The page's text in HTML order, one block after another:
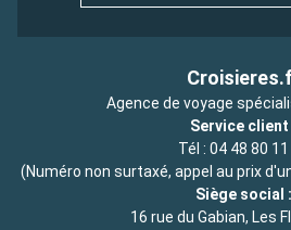
Agence de voyage
Service client
Tél : 04 48 80 11
(Numéro non surtaxé, appel au prix
Siège social :
16 rue du Gabian, Les